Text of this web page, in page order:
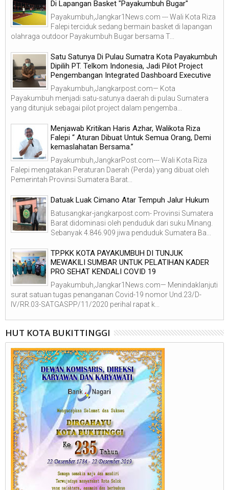
Di Lapangan Basket "Payakumbuh Bugar"
Payakumbuh,Jangkar1News.com --- Wali Kota Riza
Falepi terciduk sedang bermain basket di lapangan
olahraga outdoor Payakumbuh Bugar bersama T...
Satu Satunya Di Pulau Sumatra Kota Payakumbuh
Dipilih PT. Telkom Indonesia, Jadi Pilot Project
Pengembangan Integrated Dashboard Executive
Payakumbuh,Jangkarpost.com— Kota
Payakumbuh menjadi satu-satunya daerah di pulau Sumatera
yang ditunjuk sebagai pilot project dalam pengemba...
Menjawab Kritikan Haris Azhar, Walikota Riza
Falepi “ Aturan Dibuat Untuk Semua Orang, Demi
kemaslahatan Bersama.”
Payakumbuh,JangkarPost.com--- Wali Kota Riza
Falepi mengatakan Peraturan Daerah (Perda) yang dibuat oleh
Pemerintah Provinsi Sumatera Barat...
Datuak Luak Cimano Atar Tempuh Jalur Hukum
Batusangkar-jangkarpost.com- Provinsi Sumatera
Barat didominasi oleh penduduk dari suku Minang.
Sebanyak 4.846.909 jiwa penduduk Sumatera Ba...
TP.PKK KOTA PAYAKUMBUH DI TUNJUK
MEWAKILI SUMBAR UNTUK PELATIHAN KADER
PRO SEHAT KENDALI COVID 19
Payakumbuh,Jangkar1News.com— Menindaklanjuti
surat satuan tugas penanganan Covid-19 nomor Und.23/D-
IV/RR.03-SATGASPP/11/2020 perihal rapat k...
HUT KOTA BUKITTINGGI